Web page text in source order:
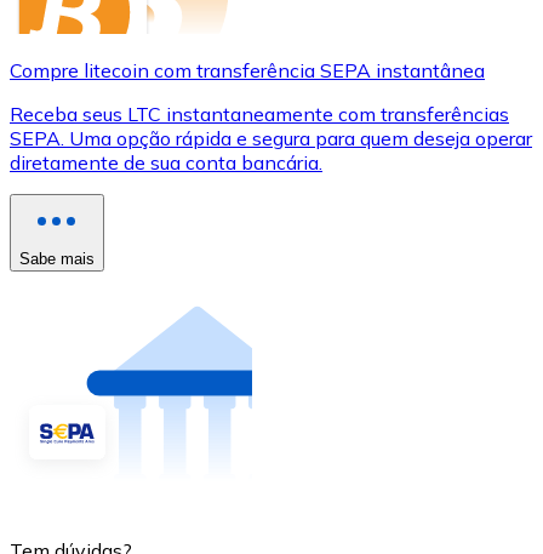
Compre litecoin com transferência SEPA instantânea
Receba seus LTC instantaneamente com transferências
SEPA. Uma opção rápida e segura para quem deseja operar
diretamente de sua conta bancária.
Sabe mais